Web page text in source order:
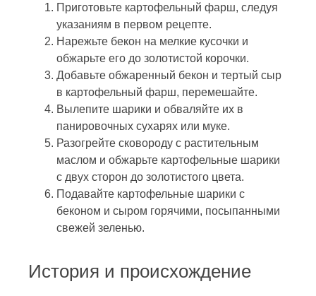
Приготовьте картофельный фарш, следуя
указаниям в первом рецепте.
Нарежьте бекон на мелкие кусочки и
обжарьте его до золотистой корочки.
Добавьте обжаренный бекон и тертый сыр
в картофельный фарш, перемешайте.
Вылепите шарики и обваляйте их в
панировочных сухарях или муке.
Разогрейте сковороду с растительным
маслом и обжарьте картофельные шарики
с двух сторон до золотистого цвета.
Подавайте картофельные шарики с
беконом и сыром горячими, посыпанными
свежей зеленью.
История и происхождение